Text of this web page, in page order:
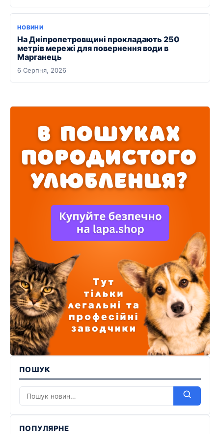
НОВИНИ
На Дніпропетровщині прокладають 250
метрів мережі для повернення води в
Марганець
6 Серпня, 2026
ПОШУК
ПОПУЛЯРНЕ